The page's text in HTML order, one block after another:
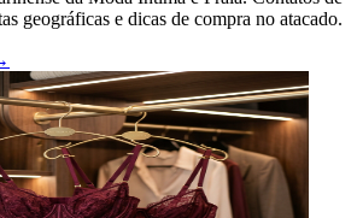
geográficas e dicas de compra no atacado.